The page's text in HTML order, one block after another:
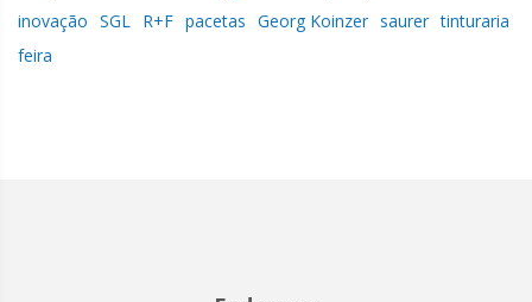
inovação SGL R+F pacetas Georg Koinzer saurer tinturaria
feira